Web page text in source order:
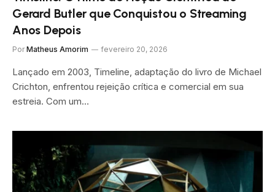
Gerard Butler que Conquistou o Streaming
Anos Depois
Por Matheus Amorim fevereiro 20, 2026
Lançado em 2003, Timeline, adaptação do livro de Michael
Crichton, enfrentou rejeição crítica e comercial em sua
estreia. Com um…